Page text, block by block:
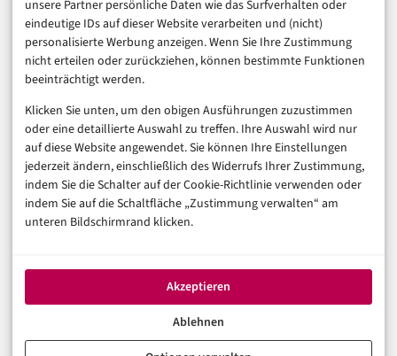
unsere Partner persönliche Daten wie das Surfverhalten oder
eindeutige IDs auf dieser Website verarbeiten und (nicht)
personalisierte Werbung anzeigen. Wenn Sie Ihre Zustimmung
nicht erteilen oder zurückziehen, können bestimmte Funktionen
beeinträchtigt werden.
Klicken Sie unten, um den obigen Ausführungen zuzustimmen
oder eine detaillierte Auswahl zu treffen. Ihre Auswahl wird nur
auf diese Website angewendet. Sie können Ihre Einstellungen
jederzeit ändern, einschließlich des Widerrufs Ihrer Zustimmung,
indem Sie die Schalter auf der Cookie-Richtlinie verwenden oder
indem Sie auf die Schaltfläche „Zustimmung verwalten“ am
unteren Bildschirmrand klicken.
Akzeptieren
Ablehnen
Business & Karriere
Sicherheit & Recht
Digitalisierung
Marketing
Magazin
Unsere Redaktion
Werbeformate & Media Kit
Rechtliches
Datenschutzerklärung (EU)
Cookie-Richtlinie (EU)